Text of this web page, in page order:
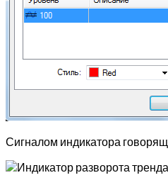
Сигналом индикатора